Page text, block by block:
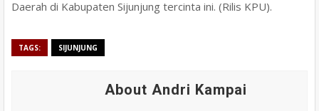
Daerah di Kabupaten Sijunjung tercinta ini. (Rilis KPU).
TAGS: SIJUNJUNG
About Andri Kampai